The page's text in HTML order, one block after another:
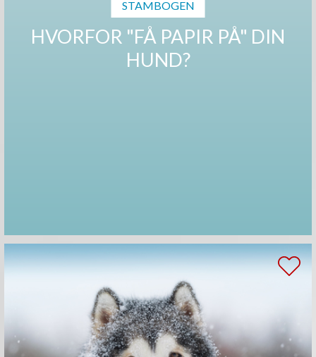
STAMBOGEN
HVORFOR "FÅ PAPIR PÅ" DIN
HUND?